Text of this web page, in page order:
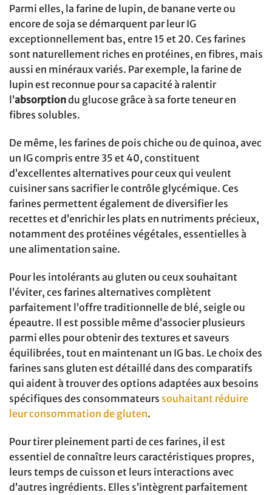
Parmi elles, la farine de lupin, de banane verte ou
encore de soja se démarquent par leur IG
exceptionnellement bas, entre 15 et 20. Ces farines
sont naturellement riches en protéines, en fibres, mais
aussi en minéraux variés. Par exemple, la farine de
lupin est reconnue pour sa capacité à ralentir
l’absorptiondu glucose grâce à sa forte teneur en
fibres solubles.
De même, les farines de pois chiche ou de quinoa, avec
un IG compris entre 35 et 40, constituent
d’excellentes alternatives pour ceux qui veulent
cuisiner sans sacrifier le contrôle glycémique. Ces
farines permettent également de diversifier les
recettes et d’enrichir les plats en nutriments précieux,
notamment des protéines végétales, essentielles à
une alimentation saine.
Pour les intolérants au gluten ou ceux souhaitant
l’éviter, ces farines alternatives complètent
parfaitement l’offre traditionnelle de blé, seigle ou
épeautre. Il est possible même d’associer plusieurs
parmi elles pour obtenir des textures et saveurs
équilibrées, tout en maintenant un IG bas. Le choix des
farines sans gluten est détaillé dans des comparatifs
qui aident à trouver des options adaptées aux besoins
spécifiques des consommateurs souhaitant réduire
leur consommation de gluten.
Pour tirer pleinement parti de ces farines, il est
essentiel de connaître leurs caractéristiques propres,
leurs temps de cuisson et leurs interactions avec
d’autres ingrédients. Elles s’intègrent parfaitement